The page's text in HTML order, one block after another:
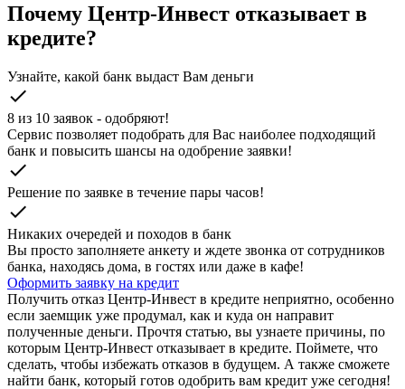
Почему Центр-Инвест отказывает в
кредите?
Узнайте, какой банк выдаст Вам деньги
check
8 из 10 заявок - одобряют!
Cервис позволяет подобрать для Вас наиболее подходящий
банк и повысить шансы на одобрение заявки!
check
Решение по заявке в течение пары часов!
check
Никаких очередей и походов в банк
Вы просто заполняете анкету и ждете звонка от сотрудников
банка, находясь дома, в гостях или даже в кафе!
Оформить заявку на кредит
Получить отказ Центр-Инвест в кредите неприятно, особенно
если заемщик уже продумал, как и куда он направит
полученные деньги. Прочтя статью, вы узнаете причины, по
которым Центр-Инвест отказывает в кредите. Поймете, что
сделать, чтобы избежать отказов в будущем. А также сможете
найти банк, который готов одобрить вам кредит уже сегодня!